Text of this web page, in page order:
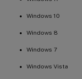
Windows 10
Windows 8
Windows 7
Windows Vista